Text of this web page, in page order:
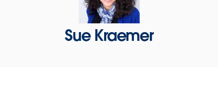
Sue Kraemer